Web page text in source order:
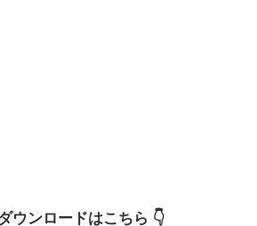
ウンロードはこちら 👇️